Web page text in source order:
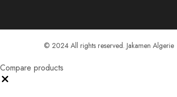
© 2024 All rights reserved. Jakamen Algerie
Compare products